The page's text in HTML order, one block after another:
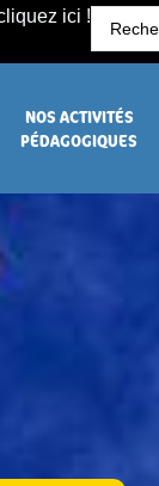
ici !
NOS ACTIVITÉS
PÉDAGOGIQUES